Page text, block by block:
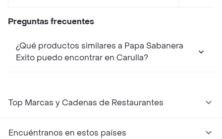
Preguntas frecuentes
¿Qué productos similares a Papa Sabanera
Exito puedo encontrar en Carulla?
Top Marcas y Cadenas de Restaurantes
Encuéntranos en estos países